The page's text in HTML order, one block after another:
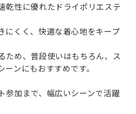
乾性に優れたドライポリエステ
にくく、快適な着心地をキープ
ため、普段使いはもちろん、ス
ンにもおすすめです。
参加まで、幅広いシーンで活躍